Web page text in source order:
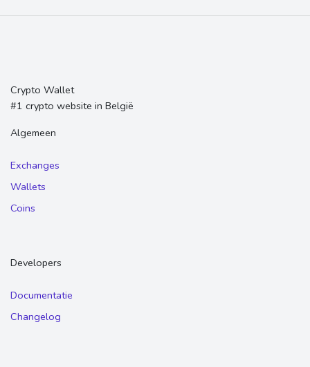
Crypto Wallet
#1 crypto website in België
Algemeen
Exchanges
Wallets
Coins
Developers
Documentatie
Changelog